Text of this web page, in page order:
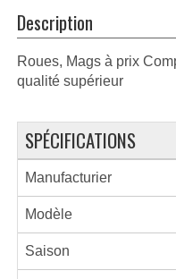
Description
Roues, Mags à prix
qualité supérieur
SPÉCIFICATIONS
Manufacturier
Modèle
Saison